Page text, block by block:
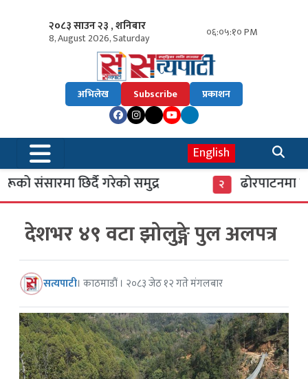
२०८३ साउन २३ , शनिबार
8, August 2026, Saturday ०६:०५:११ PM
अभिलेख Subscribe प्रकाशन
English
संसारमा छिर्दै गरेको समुद्र ढोरपाटनमा
देशभर ४९ वटा झोलुङ्गे पुल अलपत्र
सत्यपाटी। काठमाडौं । २०८३ जेठ १२ गते मंगलबार